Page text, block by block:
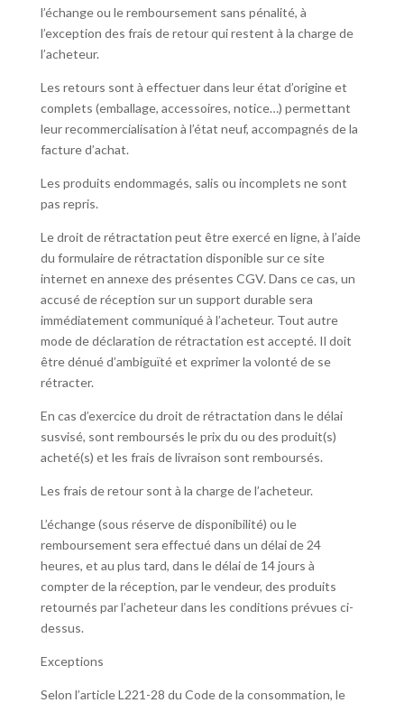
l’échange ou le remboursement sans pénalité, à
l’exception des frais de retour qui restent à la charge de
l’acheteur.
Les retours sont à effectuer dans leur état d’origine et
complets (emballage, accessoires, notice…) permettant
leur recommercialisation à l’état neuf, accompagnés de la
facture d’achat.
Les produits endommagés, salis ou incomplets ne sont
pas repris.
Le droit de rétractation peut être exercé en ligne, à l’aide
du formulaire de rétractation disponible sur ce site
internet en annexe des présentes CGV. Dans ce cas, un
accusé de réception sur un support durable sera
immédiatement communiqué à l’acheteur. Tout autre
mode de déclaration de rétractation est accepté. Il doit
être dénué d’ambiguïté et exprimer la volonté de se
rétracter.
En cas d’exercice du droit de rétractation dans le délai
susvisé, sont remboursés le prix du ou des produit(s)
acheté(s) et les frais de livraison sont remboursés.
Les frais de retour sont à la charge de l’acheteur.
L’échange (sous réserve de disponibilité) ou le
remboursement sera effectué dans un délai de 24
heures, et au plus tard, dans le délai de 14 jours à
compter de la réception, par le vendeur, des produits
retournés par l’acheteur dans les conditions prévues ci-
dessus.
Exceptions
Selon l’article L221-28 du Code de la consommation, le